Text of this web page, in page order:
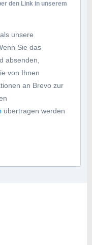
den Link in unserem
unsere
Sie das
absenden,
von Ihnen
an Brevo zur
übertragen werden